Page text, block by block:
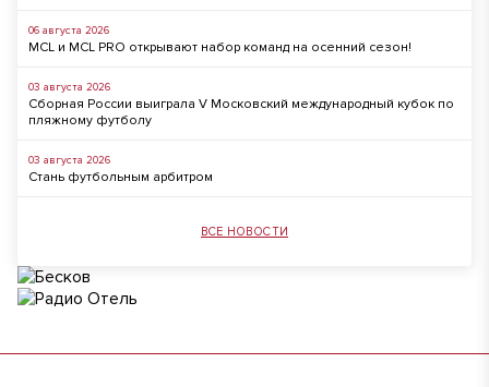
06 августа 2026
MCL и MCL PRO открывают набор команд на осенний сезон!
03 августа 2026
Сборная России выиграла V Московский международный кубок по
пляжному футболу
03 августа 2026
Стань футбольным арбитром
ВСЕ НОВОСТИ